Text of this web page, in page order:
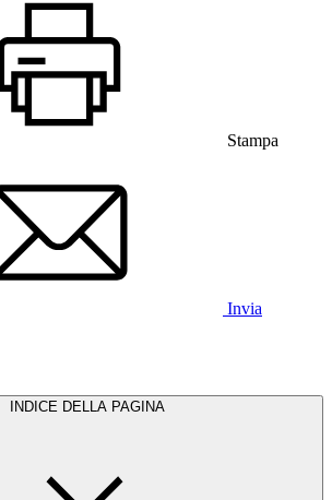
Stampa
Invia
INDICE DELLA PAGINA